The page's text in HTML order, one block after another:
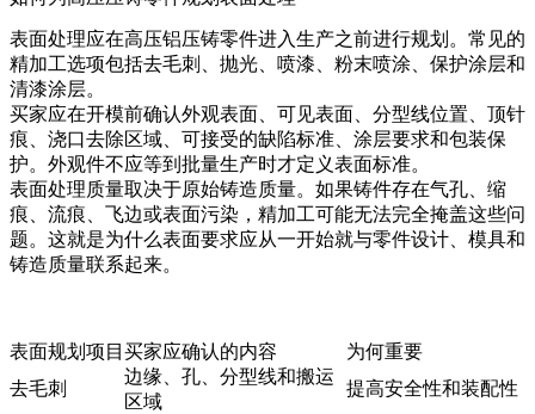
表面处理应在高压铝压铸零件进入生产之前进行规划。常见的
精加工选项包括去毛刺、抛光、喷漆、粉末喷涂、保护涂层和
清漆涂层。
买家应在开模前确认外观表面、可见表面、分型线位置、顶针
痕、浇口去除区域、可接受的缺陷标准、涂层要求和包装保
护。外观件不应等到批量生产时才定义表面标准。
表面处理质量取决于原始铸造质量。如果铸件存在气孔、缩
痕、流痕、飞边或表面污染，精加工可能无法完全掩盖这些问
题。这就是为什么表面要求应从一开始就与零件设计、模具和
铸造质量联系起来。
表面规划项目 买家应确认的内容
为何重要
去毛刺
边缘、孔、分型线和搬运
区域
提高安全性和装配性